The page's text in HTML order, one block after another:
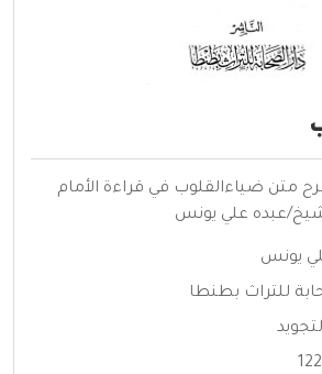
متن ضياءالقلوب في قراءة الأمام
عبده علي يونس
يونس
للتراث بطنطا
122